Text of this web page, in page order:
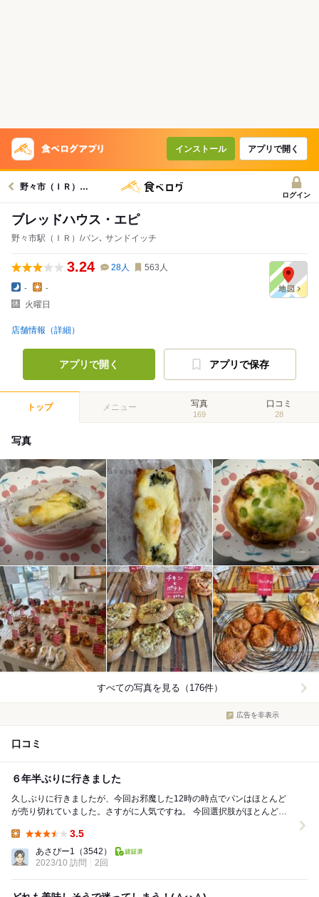
インストール アプリで開く
野々市（ＩＲ）駅グルメへ
ログイン
ブレッドハウス・エピ
野々市駅（ＩＲ）/パン､ サンドイッチ
3.24 28人 563 人
-
-
火曜日
店舗情報（詳細）
アプリで開く アプリで保存
トップ メニュー 写真
169
口コミ
28
写真
すべての写真を見る（176件）
広告を非表示
口コミ
６年半ぶりに行きました
久しぶりに行きましたが、今回お邪魔した12時の時点でパンはほとんど
が売り切れていました。さすがに人気ですね。 今回選択肢がほとんどな
3.5
あさぴー1 （3542）
2023/10 訪問
2回